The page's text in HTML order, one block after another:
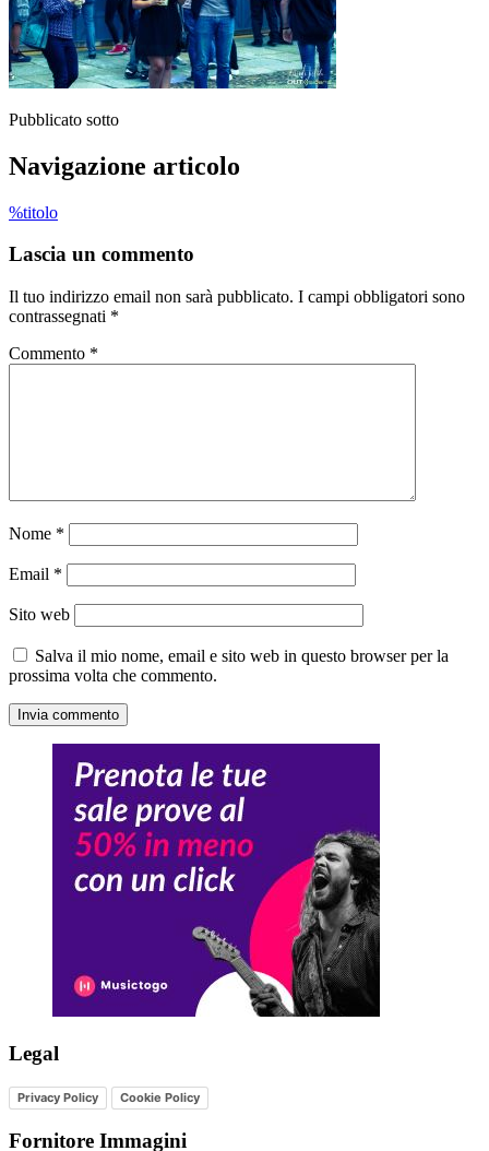
Pubblicato sotto
Navigazione articolo
%titolo
Lascia un commento
Il tuo indirizzo email non sarà pubblicato. I campi obbligatori sono
contrassegnati *
Commento *
Nome *
Email *
Sito web
Salva il mio nome, email e sito web in questo browser per la
prossima volta che commento.
Legal
Privacy Policy Cookie Policy
Fornitore Immagini